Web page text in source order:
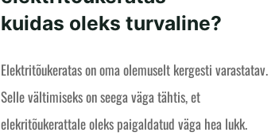
kuidas oleks turvaline?
Elektritõukeratas on oma olemuselt kergesti varastatav.
Selle vältimiseks on seega väga tähtis, et
elekritõukerattale oleks paigaldatud väga hea lukk.